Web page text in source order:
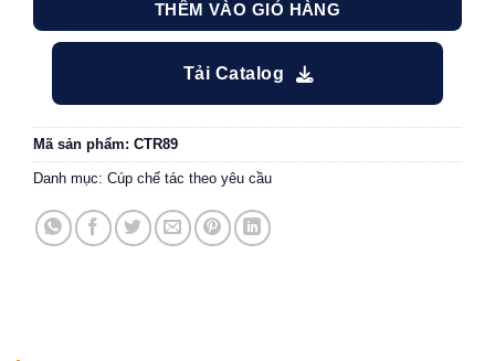
THÊM VÀO GIỎ HÀNG
Tải Catalog
Mã sản phẩm: CTR89
Danh mục: Cúp chế tác theo yêu cầu